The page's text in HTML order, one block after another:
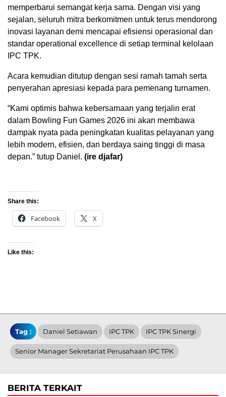
memperbarui semangat kerja sama. Dengan visi yang
sejalan, seluruh mitra berkomitmen untuk terus mendorong
inovasi layanan demi mencapai efisiensi operasional dan
standar operational excellence di setiap terminal kelolaan
IPC TPK.
Acara kemudian ditutup dengan sesi ramah tamah serta
penyerahan apresiasi kepada para pemenang turnamen.
“Kami optimis bahwa kebersamaan yang terjalin erat
dalam Bowling Fun Games 2026 ini akan membawa
dampak nyata pada peningkatan kualitas pelayanan yang
lebih modern, efisien, dan berdaya saing tinggi di masa
depan.” tutup Daniel. (ire djafar)
Share this:
Facebook X
Like this:
Tag : Daniel Setiawan IPC TPK IPC TPK Sinergi
Senior Manager Sekretariat Perusahaan IPC TPK
BERITA TERKAIT